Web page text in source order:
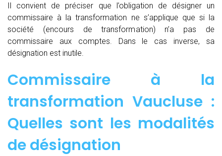
Il convient de préciser que l’obligation de désigner un
commissaire à la transformation ne s’applique que si la
société (encours de transformation) n’a pas de
commissaire aux comptes. Dans le cas inverse, sa
désignation est inutile.
Commissaire à la
transformation Vaucluse :
Quelles sont les modalités
de désignation